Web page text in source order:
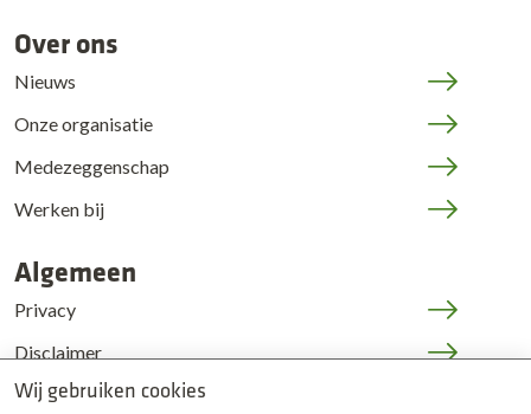
Over ons
Nieuws
Onze organisatie
Medezeggenschap
Werken bij
Algemeen
Privacy
Disclaimer
Cookies
Wij gebruiken cookies